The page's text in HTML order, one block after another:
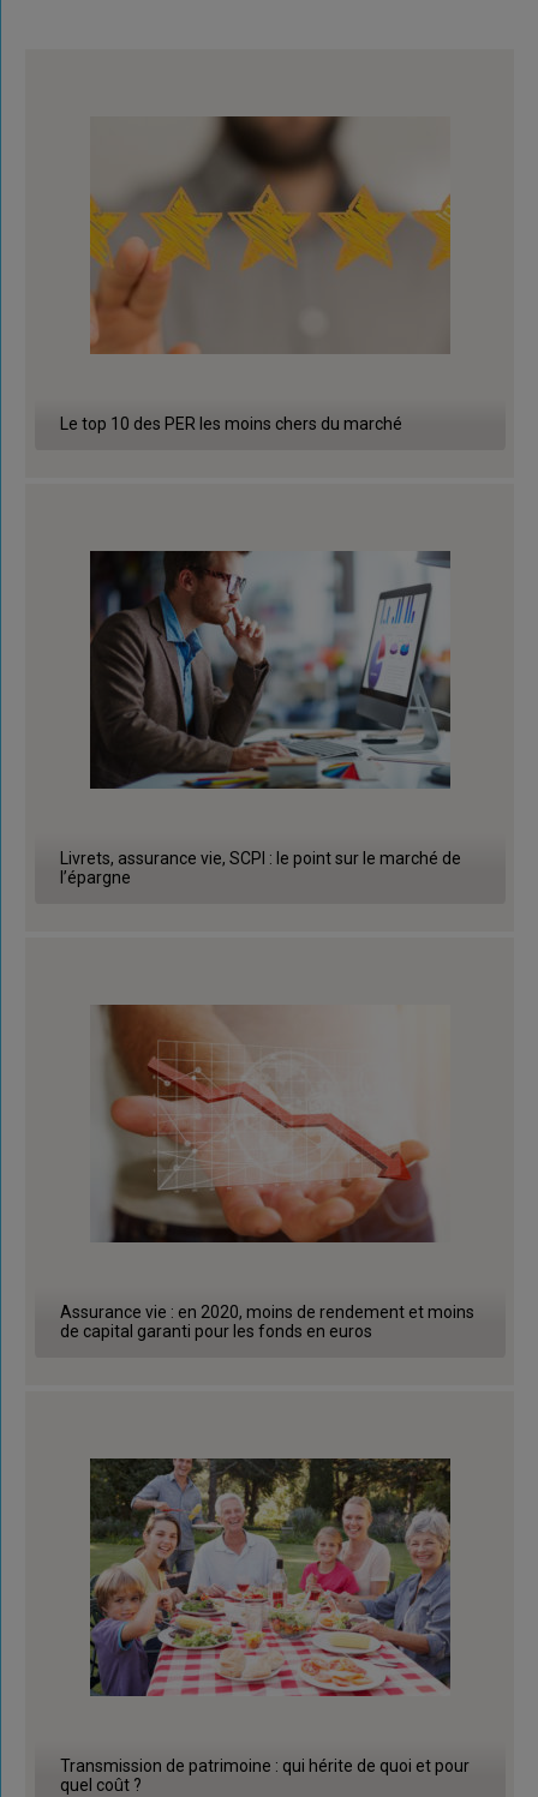
Le top 10 des PER les moins chers du marché
Livrets, assurance vie, SCPI : le point sur le marché de
l’épargne
Assurance vie : en 2020, moins de rendement et moins
de capital garanti pour les fonds en euros
Transmission de patrimoine : qui hérite de quoi et pour
quel coût ?